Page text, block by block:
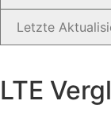
Letzte
LTE